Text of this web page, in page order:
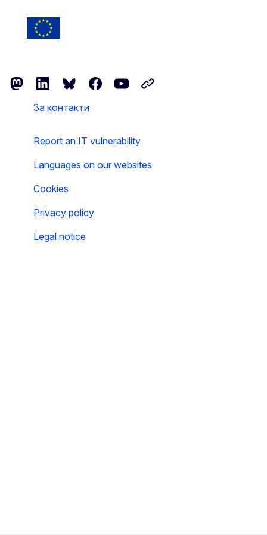
MastodonLinkedInBlueskyFacebookYoutubeOther networks
За контакти
Report an IT vulnerability
Languages on our websites
Cookies
Privacy policy
Legal notice